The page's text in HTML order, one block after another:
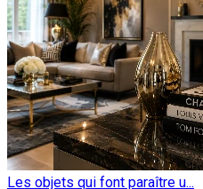
Les objets qui font paraître u...